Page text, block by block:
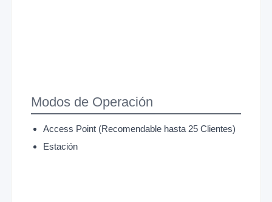
Modos de Operación
Access Point (Recomendable hasta 25 Clientes)
Estación